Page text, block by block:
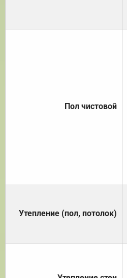
Пол чистовой
Утепление (пол, потолок)